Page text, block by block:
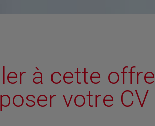
à cette offre
votre CV